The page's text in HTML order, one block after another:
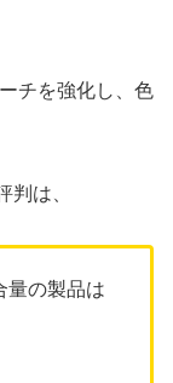
チを強化し、色
判は、
量の製品は